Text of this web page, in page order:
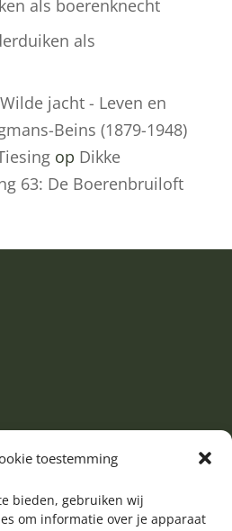
toestemming
bieden, gebruiken wij
om informatie over je apparaat
als boerenknecht
als
jacht - Leven en
Beins (1879-1948)
op Dikke
63: De Boerenbruiloft
plaatsen
van de Zwerfsteen